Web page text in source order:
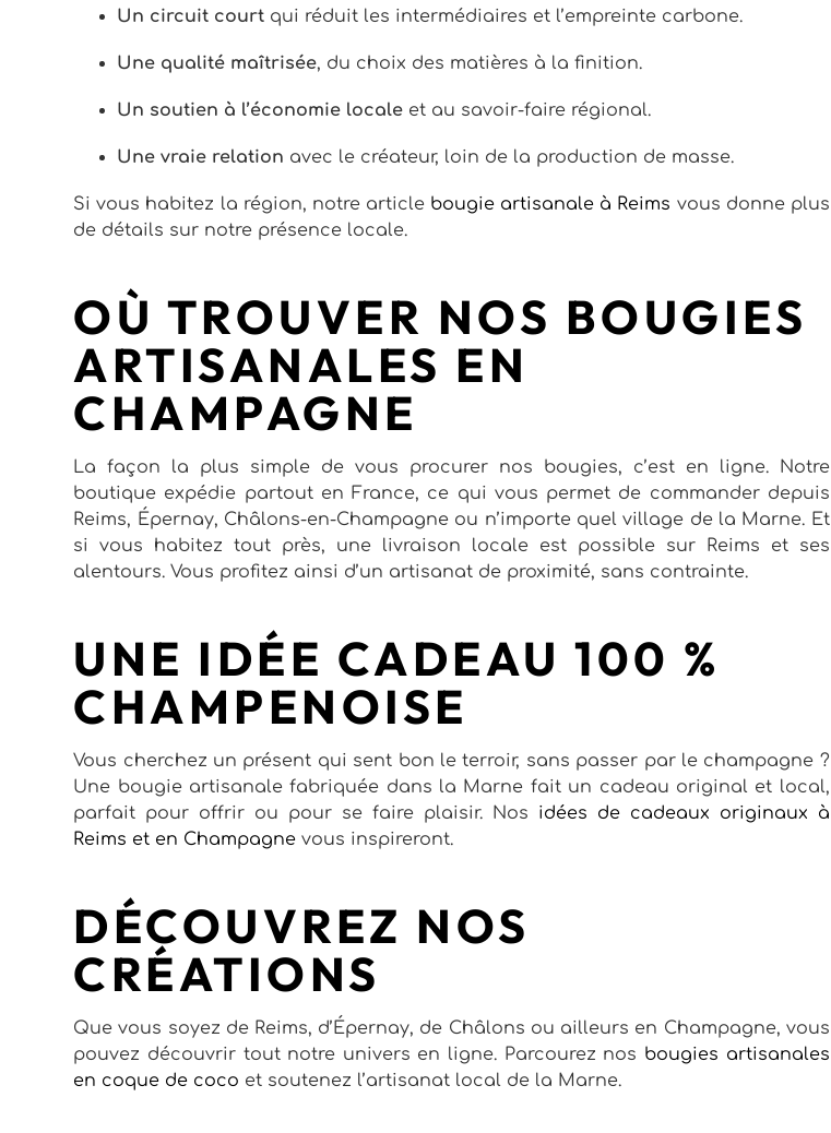
Un circuit court qui réduit les intermédiaires et l’empreinte carbone.
Une qualité maîtrisée, du choix des matières à la finition.
Un soutien à l’économie locale et au savoir-faire régional.
Une vraie relation avec le créateur, loin de la production de masse.
Si vous habitez la région, notre article bougie artisanale à Reims vous donne plus
de détails sur notre présence locale.
OÙ TROUVER NOS BOUGIES
ARTISANALES EN
CHAMPAGNE
La façon la plus simple de vous procurer nos bougies, c’est en ligne. Notre
boutique expédie partout en France, ce qui vous permet de commander depuis
Reims, Épernay, Châlons-en-Champagne ou n’importe quel village de la Marne. Et
si vous habitez tout près, une livraison locale est possible sur Reims et ses
alentours. Vous profitez ainsi d’un artisanat de proximité, sans contrainte.
UNE IDÉE CADEAU 100 %
CHAMPENOISE
Vous cherchez un présent qui sent bon le terroir, sans passer par le champagne ?
Une bougie artisanale fabriquée dans la Marne fait un cadeau original et local,
parfait pour offrir ou pour se faire plaisir. Nos idées de cadeaux originaux à
Reims et en Champagne vous inspireront.
DÉCOUVREZ NOS
CRÉATIONS
Que vous soyez de Reims, d’Épernay, de Châlons ou ailleurs en Champagne, vous
pouvez découvrir tout notre univers en ligne. Parcourez nos bougies artisanales
en coque de coco et soutenez l’artisanat local de la Marne.